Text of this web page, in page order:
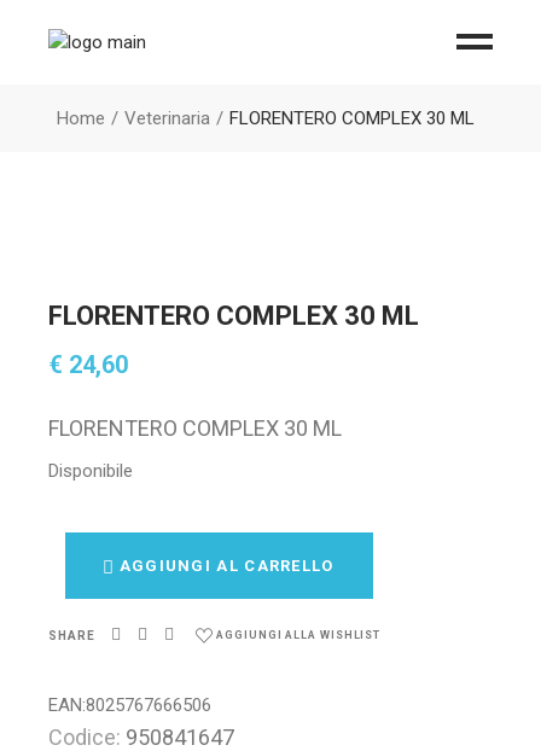
Home Veterinaria FLORENTERO COMPLEX 30 ML
FLORENTERO COMPLEX 30 ML
€ 24,60
FLORENTERO COMPLEX 30 ML
Disponibile
AGGIUNGI AL CARRELLO
SHARE AGGIUNGI ALLA WISHLIST
EAN:8025767666506
Codice: 950841647